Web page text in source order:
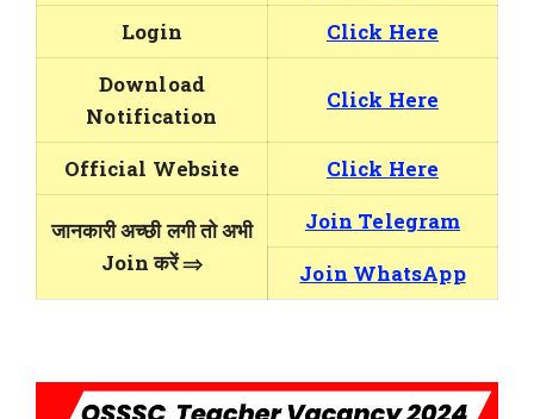
Login
Click Here
Download
Notification
Click Here
Official Website Click Here
जानकारी अच्छी लगी तो अभी
Join करें ⇒
Join Telegram
Join WhatsApp